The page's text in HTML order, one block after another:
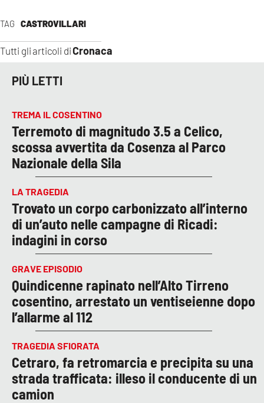
TAG CASTROVILLARI
Tutti gli articoli diCronaca
PIÙ LETTI
TREMA IL COSENTINO
Terremoto di magnitudo 3.5 a Celico,
scossa avvertita da Cosenza al Parco
Nazionale della Sila
LA TRAGEDIA
Trovato un corpo carbonizzato all’interno
di un’auto nelle campagne di Ricadi:
indagini in corso
GRAVE EPISODIO
Quindicenne rapinato nell’Alto Tirreno
cosentino, arrestato un ventiseienne dopo
l’allarme al 112
TRAGEDIA SFIORATA
Cetraro, fa retromarcia e precipita su una
strada trafficata: illeso il conducente di un
camion